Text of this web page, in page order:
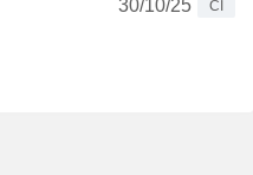
30/10/25
CI